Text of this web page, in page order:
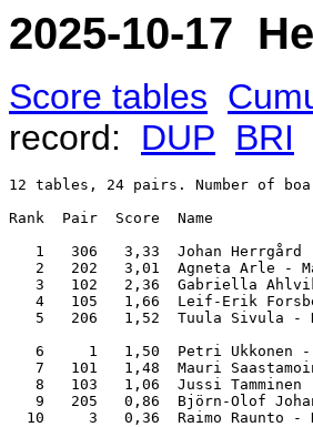
2025-10-17
Score tables
record: DUP BRI
12 tables, 24 pairs. Number of
Rank  Pair  Score  Name
1   306   3,33  Johan
2   202   3,01  Agneta
3   102   2,36  Gabriella
4   105   1,66  Leif-Erik
5   206   1,52  Tuula
6     1   1,50  Petri
7   101   1,48  Mauri
8   103   1,06  Jussi
9   205   0,86  Björn-Olof
10     3   0,36  Raimo Raunto -